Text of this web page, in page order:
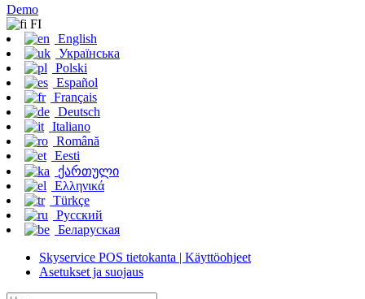
Demo
FI
English
Українська
Polski
Español
Français
Deutsch
Italiano
Română
Eesti
ქართული
Ελληνικά
Türkçe
Русский
Беларуская
Skyservice POS tietokanta | Käyttöohjeet
Asetukset ja suojaus